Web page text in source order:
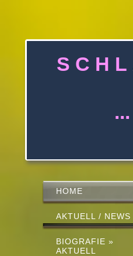
S C
...
seit
HOME
AKTUELL / NEWS
BIOGRAFIE »
AKTUELL